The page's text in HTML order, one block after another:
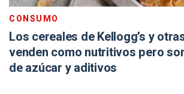
CONSUMO
Los cereales de Kellogg’s y
venden como nutritivos pero
de azúcar y aditivos